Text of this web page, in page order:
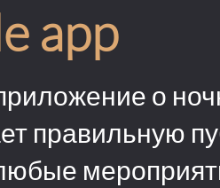
app
о
правильную